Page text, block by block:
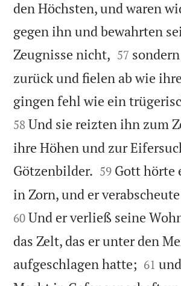
den Höchsten, und waren
gegen ihn und bewahrten
Zeugnisse nicht, 

57
zurück und fielen ab wie
gingen fehl wie ein
58 Und sie reizten ihn zum
ihre Höhen und zur
Götzenbilder. 

59 Gott hörte
in Zorn, und er
60 Und er verließ seine
das Zelt, das er unter den
aufgeschlagen hatte; 

61